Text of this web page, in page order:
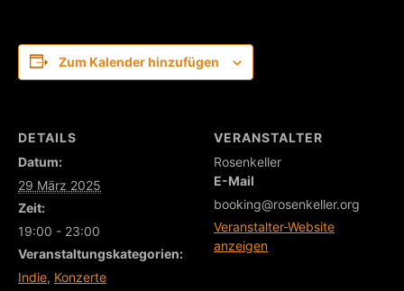
Zum Kalender hinzufügen
DETAILS
Datum:
29 März 2025
Zeit:
19:00 - 23:00
Veranstaltungskategorien:
Indie, Konzerte
VERANSTALTER
Rosenkeller
E-Mail
booking@rosenkeller.org
Veranstalter-Website
anzeigen